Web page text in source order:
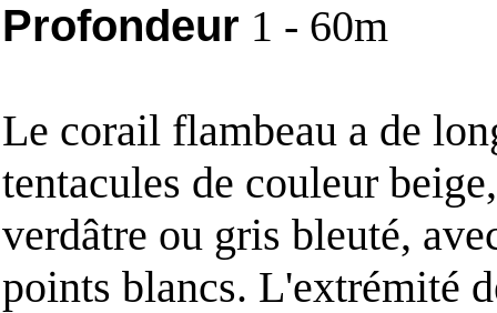
Profondeur 1 - 60m
Le corail flambeau a de
tentacules de couleur
verdâtre ou gris bleuté,
points blancs. L'extrémité